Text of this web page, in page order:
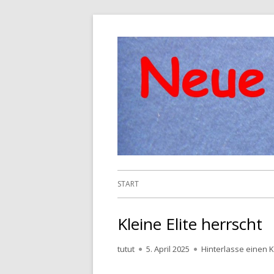
Primäres
START
Kleine Elite herrscht
Autor
tutut
Veröffentlicht
5. April 2025 Hinterlasse einen